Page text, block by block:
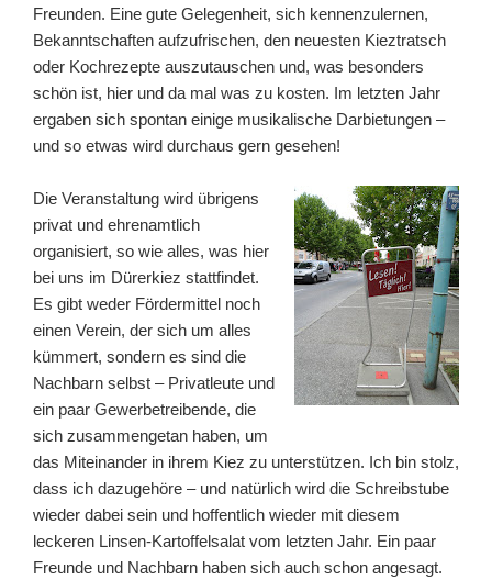
Freunden. Eine gute Gelegenheit, sich kennenzulernen,
Bekanntschaften aufzufrischen, den neuesten Kieztratsch
oder Kochrezepte auszutauschen und, was besonders
schön ist, hier und da mal was zu kosten. Im letzten Jahr
ergaben sich spontan einige musikalische Darbietungen –
und so etwas wird durchaus gern gesehen!
Die Veranstaltung wird übrigens
privat und ehrenamtlich
organisiert, so wie alles, was hier
bei uns im Dürerkiez stattfindet.
Es gibt weder Fördermittel noch
einen Verein, der sich um alles
kümmert, sondern es sind die
Nachbarn selbst – Privatleute und
ein paar Gewerbetreibende, die
sich zusammengetan haben, um
das Miteinander in ihrem Kiez zu unterstützen. Ich bin stolz,
dass ich dazugehöre – und natürlich wird die Schreibstube
wieder dabei sein und hoffentlich wieder mit diesem
leckeren Linsen-Kartoffelsalat vom letzten Jahr. Ein paar
Freunde und Nachbarn haben sich auch schon angesagt.